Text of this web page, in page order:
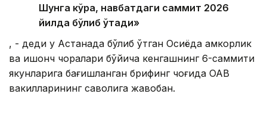
Шунга кўра, навбатдаги саммит 2026
йилда бўлиб ўтади»
, - деди у Астанада бўлиб ўтган Осиёда ҳамкорлик
ва ишонч чоралари бўйича кенгашнинг 6-саммити
якунларига бағишланган брифинг чоғида ОАВ
вакилларининг саволига жавобан.